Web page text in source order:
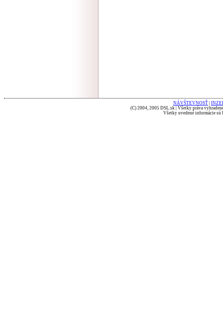
NÁVŠTEVNOSŤ
(C) 2004, 2005 DSL.sk | Všetky práva
Všetky uvedené informácie sú